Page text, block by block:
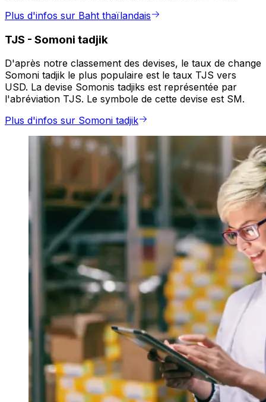
Plus d'infos sur Baht thaïlandais
TJS - Somoni tadjik
D'après notre classement des devises, le taux de change
Somoni tadjik le plus populaire est le taux TJS vers
USD. La devise Somonis tadjiks est représentée par
l'abréviation TJS. Le symbole de cette devise est SM.
Plus d'infos sur Somoni tadjik